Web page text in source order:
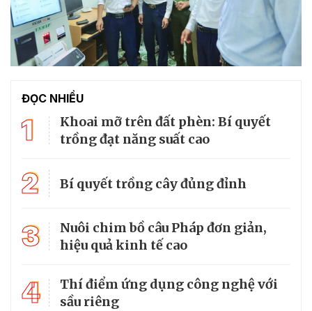
ĐỌC NHIỀU
1
Khoai mỡ trên đất phèn: Bí quyết
trồng đạt năng suất cao
2 Bí quyết trồng cây đủng đỉnh
3
Nuôi chim bồ câu Pháp đơn giản,
hiệu quả kinh tế cao
4
Thí điểm ứng dụng công nghệ với
sầu riêng